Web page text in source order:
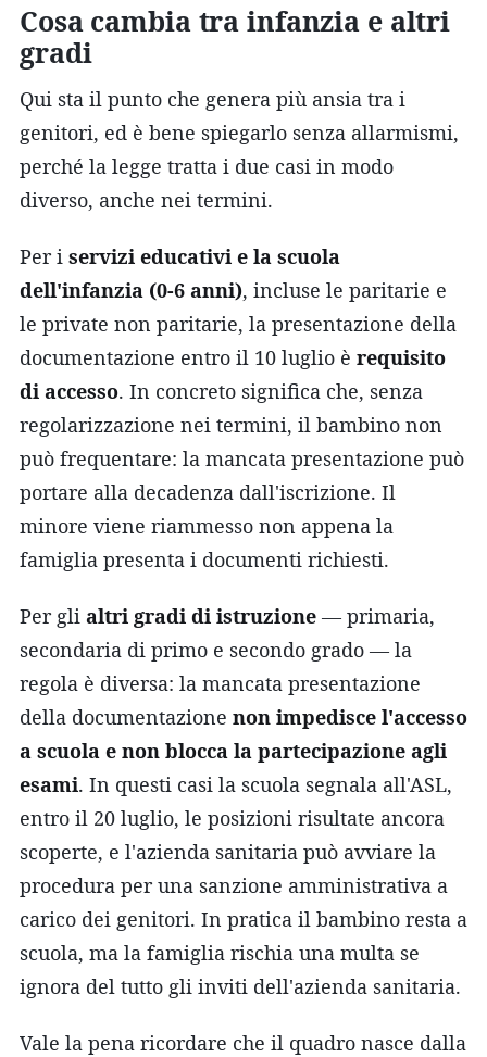
Cosa cambia tra infanzia e altri
gradi
Qui sta il punto che genera più ansia tra i
genitori, ed è bene spiegarlo senza allarmismi,
perché la legge tratta i due casi in modo
diverso, anche nei termini.
Per i servizi educativi e la scuola
dell'infanzia (0-6 anni), incluse le paritarie e
le private non paritarie, la presentazione della
documentazione entro il 10 luglio è requisito
di accesso. In concreto significa che, senza
regolarizzazione nei termini, il bambino non
può frequentare: la mancata presentazione può
portare alla decadenza dall'iscrizione. Il
minore viene riammesso non appena la
famiglia presenta i documenti richiesti.
Per gli altri gradi di istruzione — primaria,
secondaria di primo e secondo grado — la
regola è diversa: la mancata presentazione
della documentazione non impedisce l'accesso
a scuola e non blocca la partecipazione agli
esami. In questi casi la scuola segnala all'ASL,
entro il 20 luglio, le posizioni risultate ancora
scoperte, e l'azienda sanitaria può avviare la
procedura per una sanzione amministrativa a
carico dei genitori. In pratica il bambino resta a
scuola, ma la famiglia rischia una multa se
ignora del tutto gli inviti dell'azienda sanitaria.
Vale la pena ricordare che il quadro nasce dalla